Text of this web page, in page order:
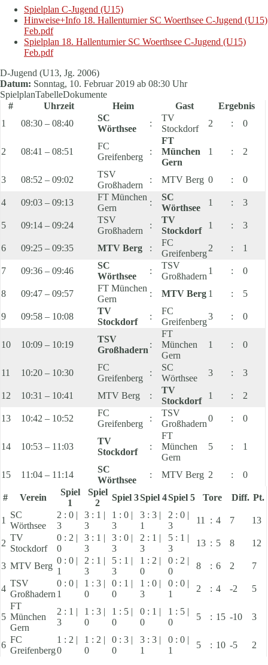
Spielplan C-Jugend (U15)
Hinweise+Info 18. Hallenturnier SC Woerthsee C-Jugend (U15)
Feb.pdf
Spielplan 18. Hallenturnier SC Woerthsee C-Jugend (U15)
Feb.pdf
D-Jugend (U13, Jg. 2006)
Datum: Sonntag, 10. Februar 2019 ab 08:30 Uhr
SpielplanTabelleDokumente
#
Uhrzeit Heim Gast
Ergebnis
1
08:30 – 08:40
SC
Wörthsee
:
TV
Stockdorf
2 : 0
2 08:41 – 08:51
FC
Greifenberg
:
FT
München
Gern
1 : 2
3 08:52 – 09:02
TSV
Großhadern
: MTV Berg 0 : 0
4 09:03 – 09:13
FT München
Gern
:
SC
Wörthsee
1 : 3
5 09:14 – 09:24
TSV
Großhadern
:
TV
Stockdorf
1 : 3
6 09:25 – 09:35 MTV Berg :
FC
Greifenberg
2 : 1
7 09:36 – 09:46
SC
Wörthsee
:
TSV
Großhadern
1 : 0
8 09:47 – 09:57
FT München
Gern
: MTV Berg 1 : 5
9 09:58 – 10:08
TV
Stockdorf
:
FC
Greifenberg
3 : 0
10 10:09 – 10:19
TSV
Großhadern
:
FT
München
Gern
1 : 0
11 10:20 – 10:30
FC
Greifenberg
:
SC
Wörthsee
3 : 3
12 10:31 – 10:41 MTV Berg :
TV
Stockdorf
1 : 2
13 10:42 – 10:52
FC
Greifenberg
:
TSV
Großhadern
0 : 0
14 10:53 – 11:03
TV
Stockdorf
:
FT
München
Gern
5 : 1
15 11:04 – 11:14
SC
Wörthsee
: MTV Berg 2 : 0
# Verein
Spiel
1
Spiel
2
Spiel 3Spiel 4Spiel 5 Tore Diff. Pt.
1
SC
Wörthsee
2 : 0 |
3
3 : 1 |
3
1 : 0 |
3
3 : 3 |
1
2 : 0 |
3
11 : 4 7 13
2
TV
Stockdorf
0 : 2 |
0
3 : 1 |
3
3 : 0 |
3
2 : 1 |
3
5 : 1 |
3
13 : 5 8 12
3 MTV Berg
0 : 0 |
1
2 : 1 |
3
5 : 1 |
3
1 : 2 |
0
0 : 2 |
0
8 : 6 2 7
4
TSV
Großhadern
0 : 0 |
1
1 : 3 |
0
0 : 1 |
0
1 : 0 |
3
0 : 0 |
1
2 : 4 -2 5
5
FT
München
Gern
2 : 1 |
3
1 : 3 |
0
1 : 5 |
0
0 : 1 |
0
1 : 5 |
0
5 : 15 -10 3
6
FC
Greifenberg
1 : 2 |
0
1 : 2 |
0
0 : 3 |
0
3 : 3 |
1
0 : 0 |
1
5 : 10 -5 2